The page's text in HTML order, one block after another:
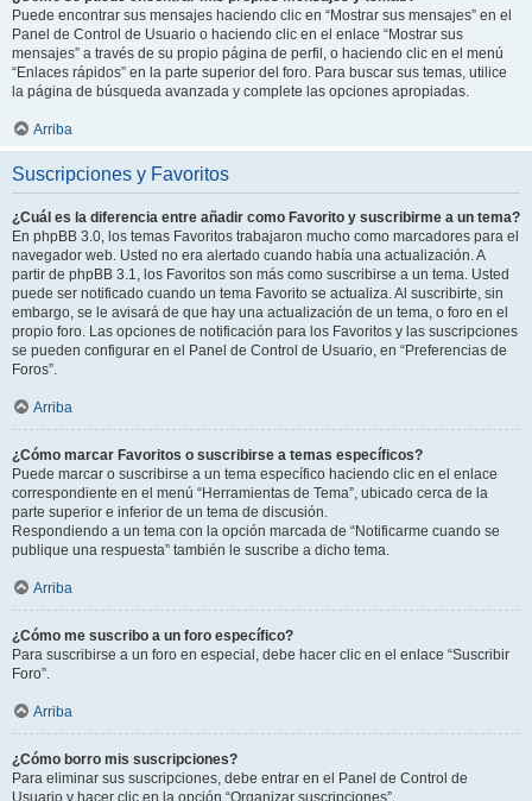
Puede encontrar sus mensajes haciendo clic en “Mostrar sus mensajes” en el
Panel de Control de Usuario o haciendo clic en el enlace “Mostrar sus
mensajes” a través de su propio página de perfil, o haciendo clic en el menú
“Enlaces rápidos” en la parte superior del foro. Para buscar sus temas, utilice
la página de búsqueda avanzada y complete las opciones apropiadas.
Arriba
Suscripciones y Favoritos
¿Cuál es la diferencia entre añadir como Favorito y suscribirme a un tema?
En phpBB 3.0, los temas Favoritos trabajaron mucho como marcadores para el
navegador web. Usted no era alertado cuando había una actualización. A
partir de phpBB 3.1, los Favoritos son más como suscribirse a un tema. Usted
puede ser notificado cuando un tema Favorito se actualiza. Al suscribirte, sin
embargo, se le avisará de que hay una actualización de un tema, o foro en el
propio foro. Las opciones de notificación para los Favoritos y las suscripciones
se pueden configurar en el Panel de Control de Usuario, en “Preferencias de
Foros”.
Arriba
¿Cómo marcar Favoritos o suscribirse a temas específicos?
Puede marcar o suscribirse a un tema específico haciendo clic en el enlace
correspondiente en el menú “Herramientas de Tema”, ubicado cerca de la
parte superior e inferior de un tema de discusión.
Respondiendo a un tema con la opción marcada de “Notificarme cuando se
publique una respuesta” también le suscribe a dicho tema.
Arriba
¿Cómo me suscribo a un foro específico?
Para suscribirse a un foro en especial, debe hacer clic en el enlace “Suscribir
Foro”.
Arriba
¿Cómo borro mis suscripciones?
Para eliminar sus suscripciones, debe entrar en el Panel de Control de
Usuario y hacer clic en la opción “Organizar suscripciones”.